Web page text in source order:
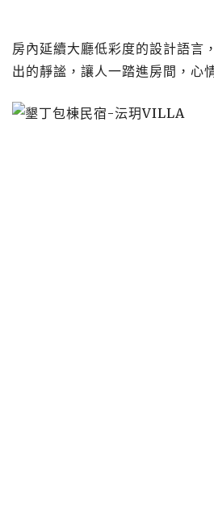
房內延續大廳低彩度的設計語言
出的靜謐，讓人一踏進房間，心